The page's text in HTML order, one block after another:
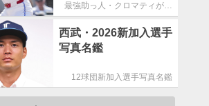
の奮闘は誇らしいけれ
けない」
最強助っ人・クロマティが斬
る!!「日米・野球考察」
西武・2026新加入選手
写真名鑑
12球団新加入選手写真名鑑